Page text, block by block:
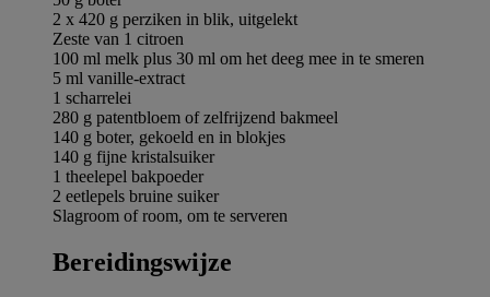
2 x 420 g perziken in blik, uitgelekt
Zeste van 1 citroen
100 ml melk plus 30 ml om het deeg mee in te smeren
5 ml vanille-extract
1 scharrelei
280 g patentbloem of zelfrijzend bakmeel
140 g boter, gekoeld en in blokjes
140 g fijne kristalsuiker
1 theelepel bakpoeder
2 eetlepels bruine suiker
Slagroom of room, om te serveren
Bereidingswijze